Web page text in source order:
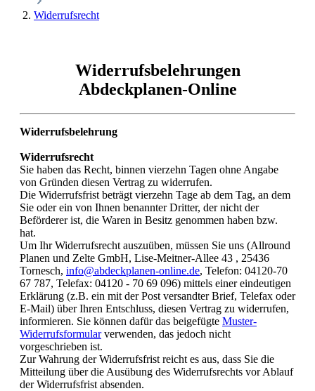
Widerrufsrecht
Widerrufsbelehrungen
Abdeckplanen-Online
Widerrufsbelehrung
Widerrufsrecht
Sie haben das Recht, binnen vierzehn Tagen ohne Angabe
von Gründen diesen Vertrag zu widerrufen.
Die Widerrufsfrist beträgt vierzehn Tage ab dem Tag, an dem
Sie oder ein von Ihnen benannter Dritter, der nicht der
Beförderer ist, die Waren in Besitz genommen haben bzw.
hat.
Um Ihr Widerrufsrecht auszuüben, müssen Sie uns (Allround
Planen und Zelte GmbH, Lise-Meitner-Allee 43 , 25436
Tornesch, info@abdeckplanen-online.de, Telefon: 04120-70
67 787, Telefax: 04120 - 70 69 096) mittels einer eindeutigen
Erklärung (z.B. ein mit der Post versandter Brief, Telefax oder
E-Mail) über Ihren Entschluss, diesen Vertrag zu widerrufen,
informieren. Sie können dafür das beigefügte Muster-
Widerrufsformularverwenden, das jedoch nicht
vorgeschrieben ist.
Zur Wahrung der Widerrufsfrist reicht es aus, dass Sie die
Mitteilung über die Ausübung des Widerrufsrechts vor Ablauf
der Widerrufsfrist absenden.